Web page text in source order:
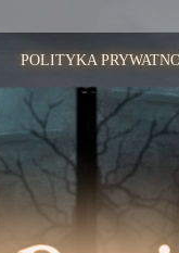
POLITYKA